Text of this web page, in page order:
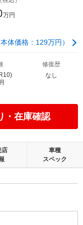
万円
体価格：129万円）
修復歴
なし
・在庫確認
店
車種
スペック